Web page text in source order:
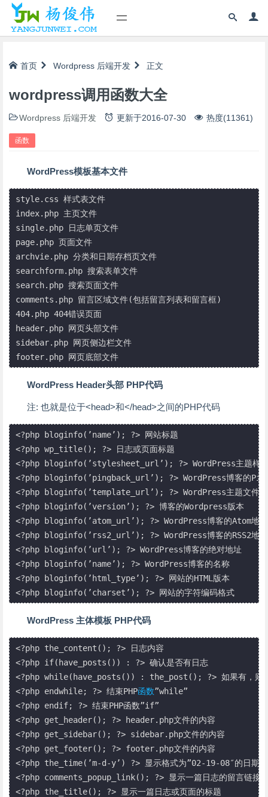
首页 Wordpress 后端开发 正文
wordpress调用函数大全
Wordpress 后端开发 更新于2016-07-30 热度(11361)
函数
WordPress模板基本文件
style.css 样式表文件
index.php 主页文件
single.php 日志单页文件
page.php 页面文件
archvie.php 分类和日期存档页文件
searchform.php 搜索表单文件
search.php 搜索页面文件
comments.php 留言区域文件(包括留言列表和留言框)
404.php 404错误页面
header.php 网页头部文件
sidebar.php 网页侧边栏文件
footer.php 网页底部文件
WordPress Header头部 PHP代码
注: 也就是位于<head>和</head>之间的PHP代码
<?php bloginfo(’name’); ?> 网站标题
<?php wp_title(); ?> 日志或页面标题
<?php bloginfo(’stylesheet_url’); ?> WordPress主题样
<?php bloginfo(’pingback_url’); ?> WordPress博客的
<?php bloginfo(’template_url’); ?> WordPress主题文件的
<?php bloginfo(’version’); ?> 博客的Wordpress版本
<?php bloginfo(’atom_url’); ?> WordPress博客的Atom地址
<?php bloginfo(’rss2_url’); ?> WordPress博客的RSS2地址
<?php bloginfo(’url’); ?> WordPress博客的绝对地址
<?php bloginfo(’name’); ?> WordPress博客的名称
<?php bloginfo(’html_type’); ?> 网站的HTML版本
<?php bloginfo(’charset’); ?> 网站的字符编码格式
WordPress 主体模板 PHP代码
<?php the_content(); ?> 日志内容
<?php if(have_posts()) : ?> 确认是否有日志
<?php while(have_posts()) : the_post(); ?> 如果有，则显
<?php endwhile; ?> 结束PHP函数”while”
<?php endif; ?> 结束PHP函数”if”
<?php get_header(); ?> header.php文件的内容
<?php get_sidebar(); ?> sidebar.php文件的内容
<?php get_footer(); ?> footer.php文件的内容
<?php the_time(’m-d-y’) ?> 显示格式为”02-19-08″的日期
<?php comments_popup_link(); ?> 显示一篇日志的留言链接
<?php the_title(); ?> 显示一篇日志或页面的标题